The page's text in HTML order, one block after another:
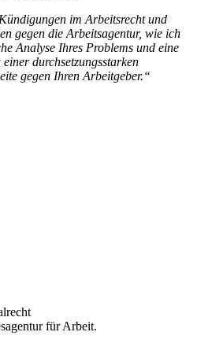
im Arbeitsrecht und
gegen die Arbeitsagentur, wie ich
Analyse Ihres Problems und eine
durchsetzungsstarken
gegen Ihren Arbeitgeber.“
für Arbeit.